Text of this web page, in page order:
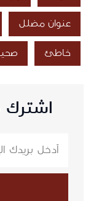
عنوان مضلل
خاطئ
اشترك